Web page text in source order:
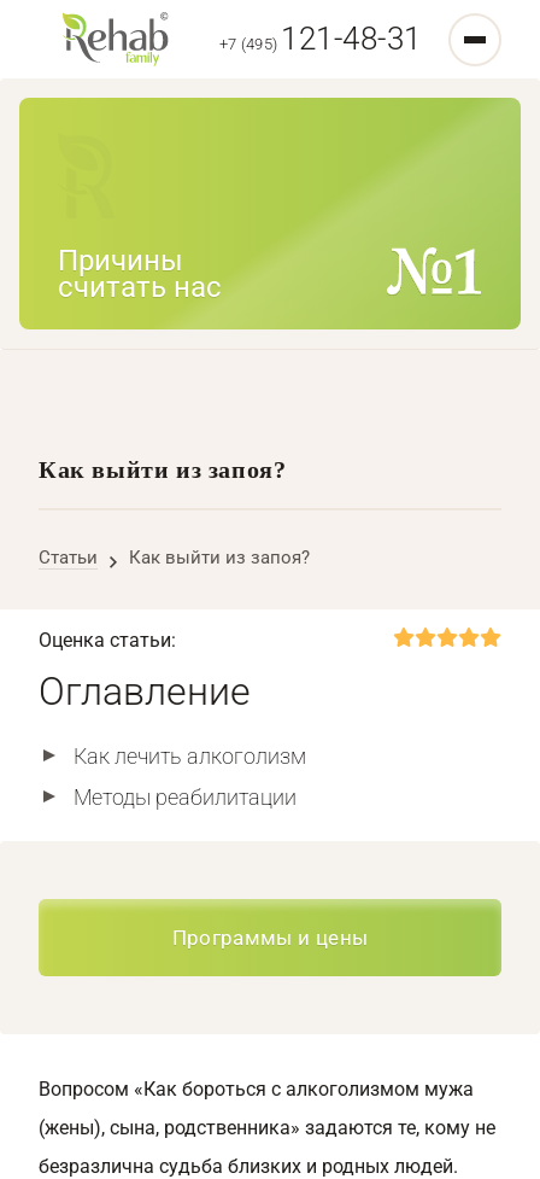
+7 (495) 121-48-31
Причины
считать нас
Как выйти из запоя?
Статьи Как выйти из запоя?
Оценка статьи:
Оглавление
Как лечить алкоголизм
Методы реабилитации
Программы и цены
Вопросом «Как бороться с алкоголизмом мужа
(жены), сына, родственника» задаются те, кому не
безразлична судьба близких и родных людей.